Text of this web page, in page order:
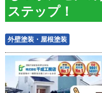
ステップ！
外壁塗装・屋根塗装